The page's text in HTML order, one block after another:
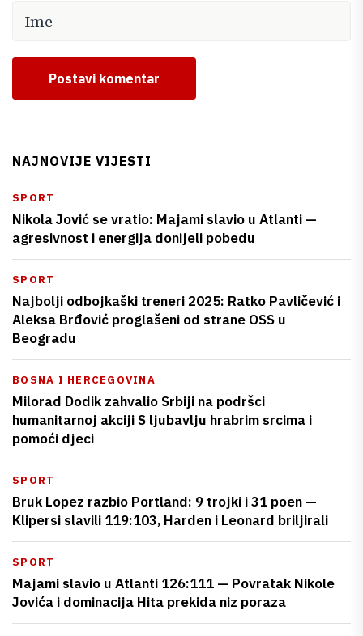
Postavi komentar
NAJNOVIJE VIJESTI
SPORT
Nikola Jović se vratio: Majami slavio u Atlanti —
agresivnost i energija donijeli pobedu
SPORT
Najbolji odbojkaški treneri 2025: Ratko Pavličević i
Aleksa Brđović proglašeni od strane OSS u
Beogradu
BOSNA I HERCEGOVINA
Milorad Dodik zahvalio Srbiji na podršci
humanitarnoj akciji S ljubavlju hrabrim srcima i
pomoći djeci
SPORT
Bruk Lopez razbio Portland: 9 trojki i 31 poen —
Klipersi slavili 119:103, Harden i Leonard briljirali
SPORT
Majami slavio u Atlanti 126:111 — Povratak Nikole
Jovića i dominacija Hita prekida niz poraza